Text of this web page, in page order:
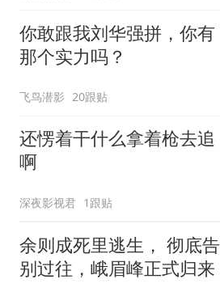
你敢跟我刘华强拼，你有
那个实力吗？
飞鸟潜影 20跟贴
还愣着干什么拿着枪去追
啊
深夜影视君 1跟贴
余则成死里逃生， 彻底告
别过往，峨眉峰正式归来